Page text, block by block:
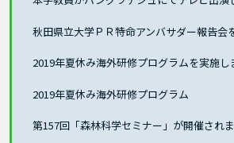
秋田県立大学ＰＲ特命アンバサダー報告会
2019年夏休み海外研修プログラムを実施し
2019年夏休み海外研修プログラム
第157回「森林科学セミナー」が開催され